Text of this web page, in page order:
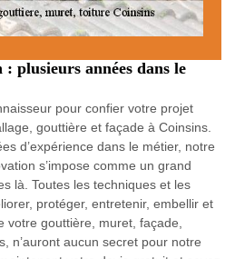
plusieurs années dans le
pour confier votre projet
gouttière et façade à Coinsins.
d’expérience dans le métier, notre
s’impose comme un grand
là. Toutes les techniques et les
protéger, entretenir, embellir et
votre gouttière, muret, façade,
n’auront aucun secret pour notre